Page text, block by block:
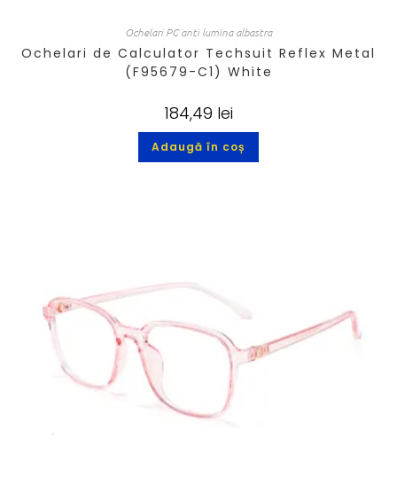
Ochelari PC anti lumina albastra
Ochelari de Calculator Techsuit Reflex Metal
(F95679-C1) White
184,49 lei
Adaugă în coș